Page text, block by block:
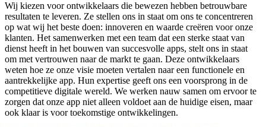
Wij kiezen voor ontwikkelaars die bewezen hebben betrouwbare
resultaten te leveren. Ze stellen ons in staat om ons te concentreren
op wat wij het beste doen: innoveren en waarde creëren voor onze
klanten. Het samenwerken met een team dat een sterke staat van
dienst heeft in het bouwen van succesvolle apps, stelt ons in staat
om met vertrouwen naar de markt te gaan. Deze ontwikkelaars
weten hoe ze onze visie moeten vertalen naar een functionele en
aantrekkelijke app. Hun expertise geeft ons een voorsprong in de
competitieve digitale wereld. We werken nauw samen om ervoor te
zorgen dat onze app niet alleen voldoet aan de huidige eisen, maar
ook klaar is voor toekomstige ontwikkelingen.